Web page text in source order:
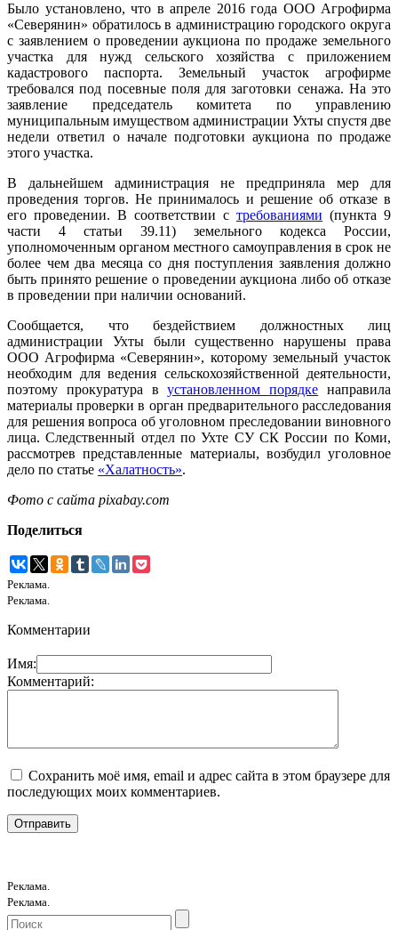
Было установлено, что в апреле 2016 года ООО Агрофирма
«Северянин» обратилось в администрацию городского округа
с заявлением о проведении аукциона по продаже земельного
участка для нужд сельского хозяйства с приложением
кадастрового паспорта. Земельный участок агрофирме
требовался под посевные поля для заготовки сенажа. На это
заявление председатель комитета по управлению
муниципальным имуществом администрации Ухты спустя две
недели ответил о начале подготовки аукциона по продаже
этого участка.
В дальнейшем администрация не предприняла мер для
проведения торгов. Не принималось и решение об отказе в
его проведении. В соответствии с требованиями (пункта 9
части 4 статьи 39.11) земельного кодекса России,
уполномоченным органом местного самоуправления в срок не
более чем два месяца со дня поступления заявления должно
быть принято решение о проведении аукциона либо об отказе
в проведении при наличии оснований.
Сообщается, что бездействием должностных лиц
администрации Ухты были существенно нарушены права
ООО Агрофирма «Северянин», которому земельный участок
необходим для ведения сельскохозяйственной деятельности,
поэтому прокуратура вустановленном порядке направила
материалы проверки в орган предварительного расследования
для решения вопроса об уголовном преследовании виновного
лица. Следственный отдел по Ухте СУ СК России по Коми,
рассмотрев представленные материалы, возбудил уголовное
дело по статье «Халатность».
Фото с сайта pixabay.com
Поделиться
Реклама.
Реклама.
Комментарии
Имя:
Комментарий:
Сохранить моё имя, email и адрес сайта в этом браузере для
последующих моих комментариев.
Реклама.
Реклама.